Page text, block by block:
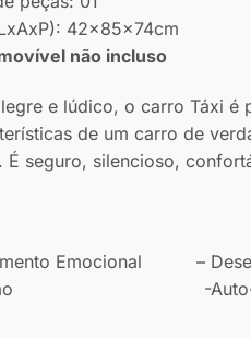
42x85x74cm
não incluso
e lúdico, o carro Táxi
de um carro de
É seguro, silencioso,
Emocional –
-Auto-